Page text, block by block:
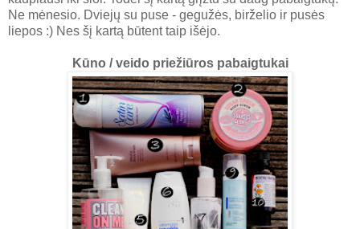
Ne mėnesio. Dviejų su puse - gegužės, birželio ir pusės
liepos :) Nes šį kartą būtent taip išėjo.
Kūno / veido priežiūros pabaigtukai